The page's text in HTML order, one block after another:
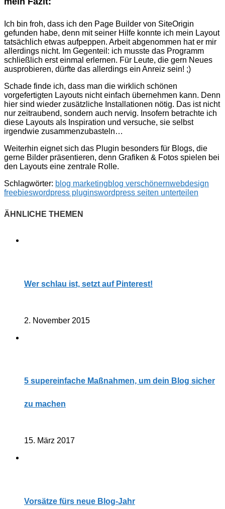
Ich bin froh, dass ich den Page Builder von SiteOrigin
gefunden habe, denn mit seiner Hilfe konnte ich mein Layout
tatsächlich etwas aufpeppen. Arbeit abgenommen hat er mir
allerdings nicht. Im Gegenteil: ich musste das Programm
schließlich erst einmal erlernen. Für Leute, die gern Neues
ausprobieren, dürfte das allerdings ein Anreiz sein! ;)
Schade finde ich, dass man die wirklich schönen
vorgefertigten Layouts nicht einfach übernehmen kann. Denn
hier sind wieder zusätzliche Installationen nötig. Das ist nicht
nur zeitraubend, sondern auch nervig. Insofern betrachte ich
diese Layouts als Inspiration und versuche, sie selbst
irgendwie zusammenzubasteln…
Weiterhin eignet sich das Plugin besonders für Blogs, die
gerne Bilder präsentieren, denn Grafiken & Fotos spielen bei
den Layouts eine zentrale Rolle.
Schlagwörter: blog marketingblog verschönernwebdesign
freebieswordpress pluginswordpress seiten unterteilen
Wer schlau ist, setzt auf Pinterest!
2. November 2015
5 supereinfache Maßnahmen, um dein Blog sicher
zu machen
15. März 2017
Vorsätze fürs neue Blog-Jahr